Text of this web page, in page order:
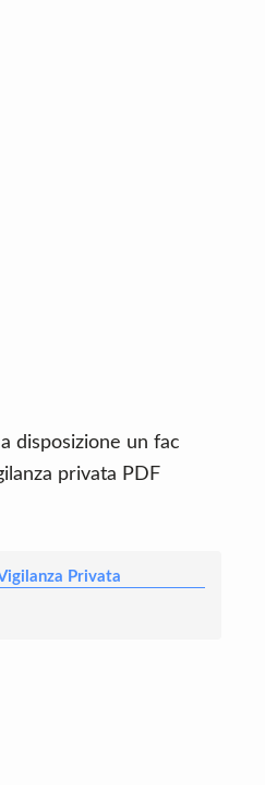
disposizione un fac
privata PDF
Privata